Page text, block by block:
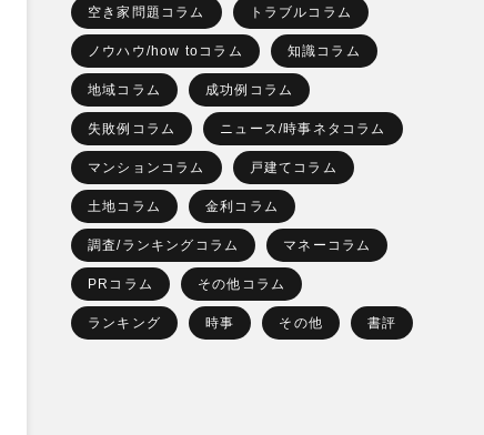
空き家問題コラム トラブルコラム
ノウハウ/how toコラム 知識コラム
地域コラム 成功例コラム
失敗例コラム ニュース/時事ネタコラム
マンションコラム 戸建てコラム
土地コラム 金利コラム
調査/ランキングコラム マネーコラム
PRコラム その他コラム
ランキング 時事 その他 書評